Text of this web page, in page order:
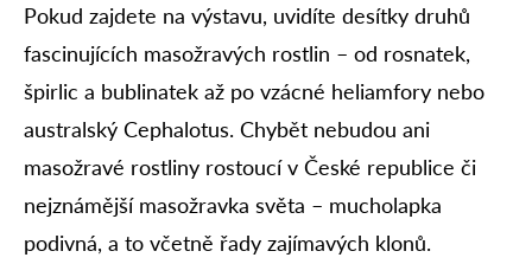
Pokud zajdete na výstavu, uvidíte desítky druhů
fascinujících masožravých rostlin – od rosnatek,
špirlic a bublinatek až po vzácné heliamfory nebo
australský Cephalotus. Chybět nebudou ani
masožravé rostliny rostoucí v České republice či
nejznámější masožravka světa – mucholapka
podivná, a to včetně řady zajímavých klonů.